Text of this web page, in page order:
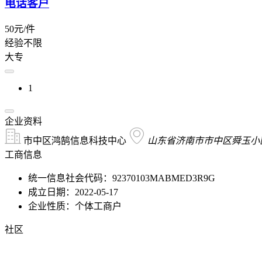
电话客户
50元/件
经验不限
大专
1
企业资料
市中区鸿鹄信息科技中心
山东省济南市市中区舜玉
工商信息
统一信息社会代码：92370103MABMED3R9G
成立日期：2022-05-17
企业性质：个体工商户
社区